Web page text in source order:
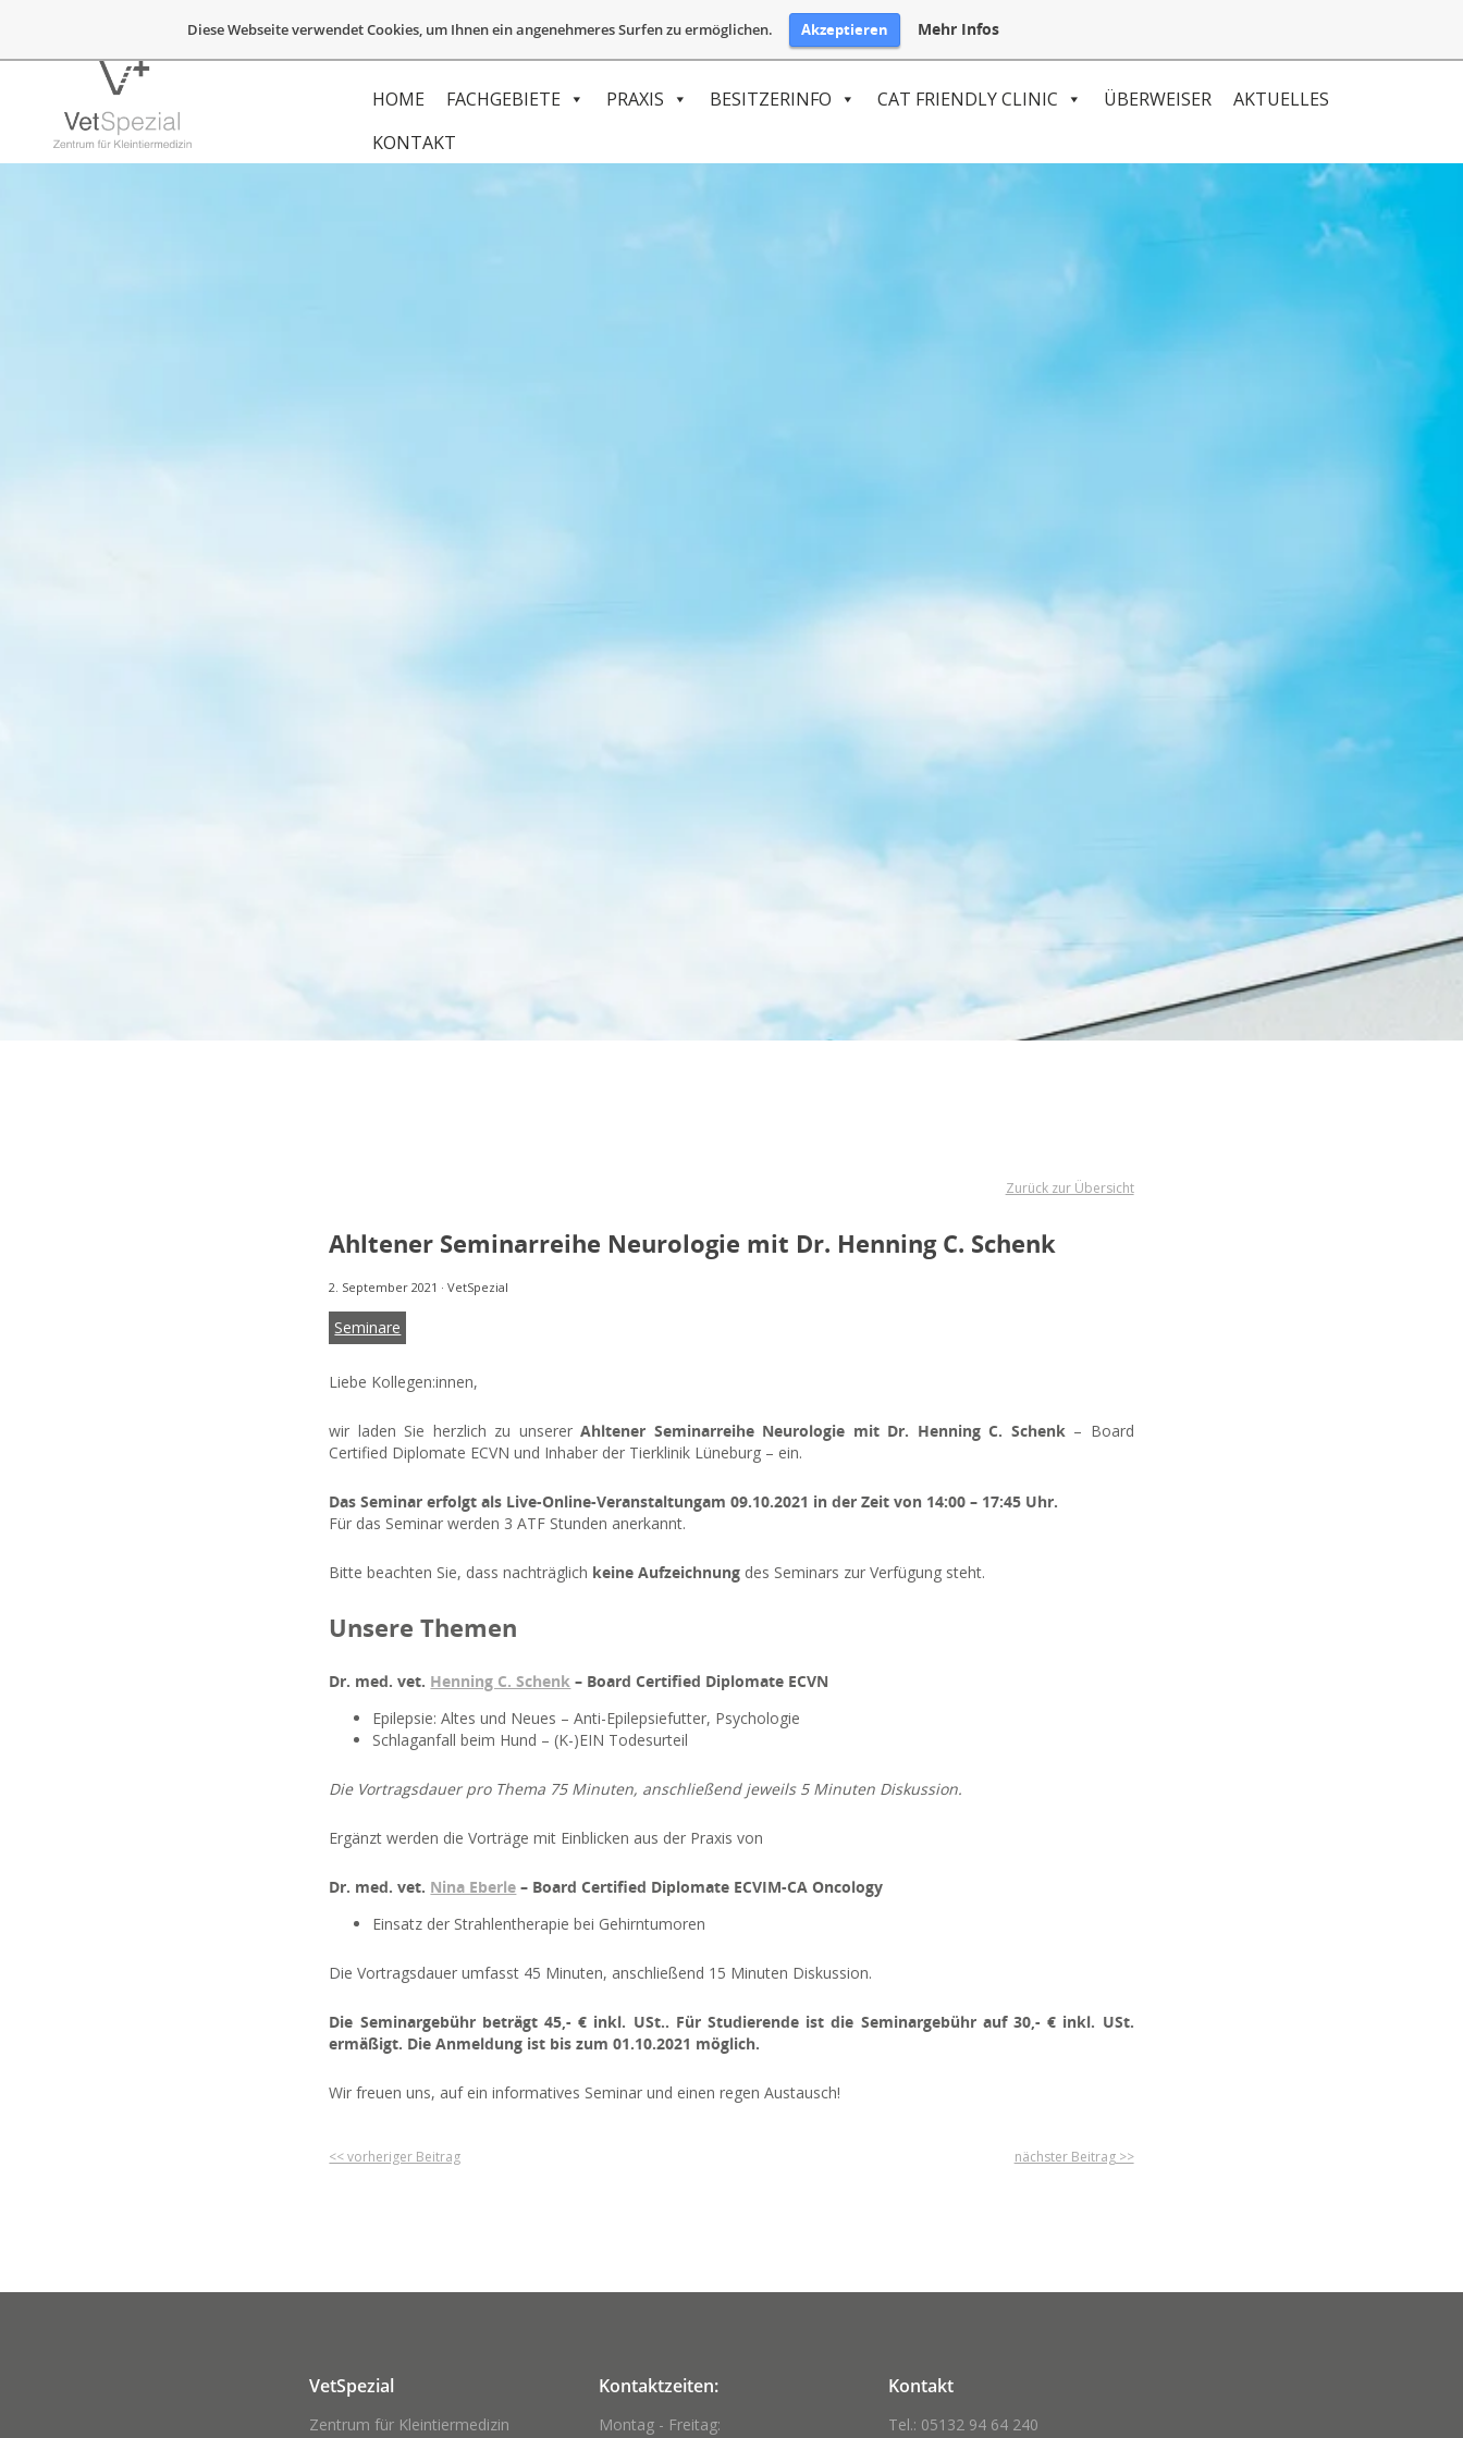
Diese Webseite verwendet Cookies, um Ihnen ein angenehmeres Surfen zu ermöglichen. Akzeptieren Mehr Infos
HOME FACHGEBIETE PRAXIS BESITZERINFO CAT FRIENDLY CLINIC ÜBERWEISER
AKTUELLES
KONTAKT
Zurück zur Übersicht
Ahltener Seminarreihe Neurologie mit Dr. Henning C. Schenk
2. September 2021 ·VetSpezial
Seminare
Liebe Kollegen:innen,
wir laden Sie herzlich zu unsererAhltener Seminarreihe Neurologie mit Dr. Henning C. Schenk – Board
Certified Diplomate ECVN und Inhaber der Tierklinik Lüneburg – ein.
Das Seminar erfolgt als Live-Online-Veranstaltungam 09.10.2021 in der Zeit von 14:00 – 17:45 Uhr.
Für das Seminar werden 3 ATF Stunden anerkannt.
Bitte beachten Sie, dass nachträglich keine Aufzeichnung des Seminars zur Verfügung steht.
Unsere Themen
Dr. med. vet. Henning C. Schenk – Board Certified Diplomate ECVN
Epilepsie: Altes und Neues – Anti-Epilepsiefutter, Psychologie
Schlaganfall beim Hund – (K-)EIN Todesurteil
Die Vortragsdauer pro Thema 75 Minuten, anschließend jeweils 5 Minuten Diskussion.
Ergänzt werden die Vorträge mit Einblicken aus der Praxis von
Dr. med. vet. Nina Eberle – Board Certified Diplomate ECVIM-CA Oncology
Einsatz der Strahlentherapie bei Gehirntumoren
Die Vortragsdauer umfasst 45 Minuten, anschließend 15 Minuten Diskussion.
Die Seminargebühr beträgt 45,- € inkl. USt.. Für Studierende ist die Seminargebühr auf 30,- € inkl. USt.
ermäßigt. Die Anmeldung ist bis zum 01.10.2021 möglich.
Wir freuen uns, auf ein informatives Seminar und einen regen Austausch!
<< vorheriger Beitrag nächster Beitrag >>
VetSpezial
Zentrum für Kleintiermedizin
Kontaktzeiten:
Montag - Freitag:
Kontakt
Tel.: 05132 94 64 240